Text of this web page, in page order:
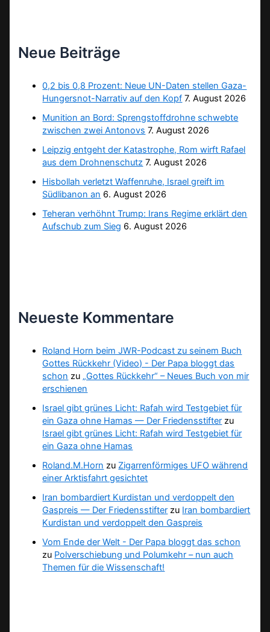
Neue Beiträge
0,2 bis 0,8 Prozent: Neue UN-Daten stellen Gaza-
Hungersnot-Narrativ auf den Kopf 7. August 2026
Munition an Bord: Sprengstoffdrohne schwebte
zwischen zwei Antonovs 7. August 2026
Leipzig entgeht der Katastrophe, Rom wirft Rafael
aus dem Drohnenschutz 7. August 2026
Hisbollah verletzt Waffenruhe, Israel greift im
Südlibanon an 6. August 2026
Teheran verhöhnt Trump: Irans Regime erklärt den
Aufschub zum Sieg 6. August 2026
Neueste Kommentare
Roland Horn beim JWR-Podcast zu seinem Buch
Gottes Rückkehr (Video) - Der Papa bloggt das
schon zu „Gottes Rückkehr“ – Neues Buch von mir
erschienen
Israel gibt grünes Licht: Rafah wird Testgebiet für
ein Gaza ohne Hamas — Der Friedensstifter zu
Israel gibt grünes Licht: Rafah wird Testgebiet für
ein Gaza ohne Hamas
Roland.M.Horn zu Zigarrenförmiges UFO während
einer Arktisfahrt gesichtet
Iran bombardiert Kurdistan und verdoppelt den
Gaspreis — Der Friedensstifter zu Iran bombardiert
Kurdistan und verdoppelt den Gaspreis
Vom Ende der Welt - Der Papa bloggt das schon
zu Polverschiebung und Polumkehr – nun auch
Themen für die Wissenschaft!